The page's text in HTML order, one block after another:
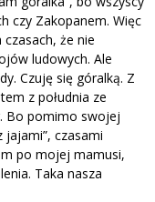
czy Zakopanem. Więc
że nie
ludowych. Ale
Czuję się góralką. Z
z południa ze
Bo pomimo swojej
czasami
po mojej mamusi,
Taka nasza